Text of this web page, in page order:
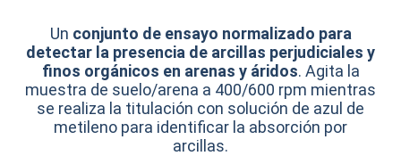
Un conjunto de ensayo normalizado para
detectar la presencia de arcillas perjudiciales y
finos orgánicos en arenas y áridos. Agita la
muestra de suelo/arena a 400/600 rpm mientras
se realiza la titulación con solución de azul de
metileno para identificar la absorción por
arcillas.